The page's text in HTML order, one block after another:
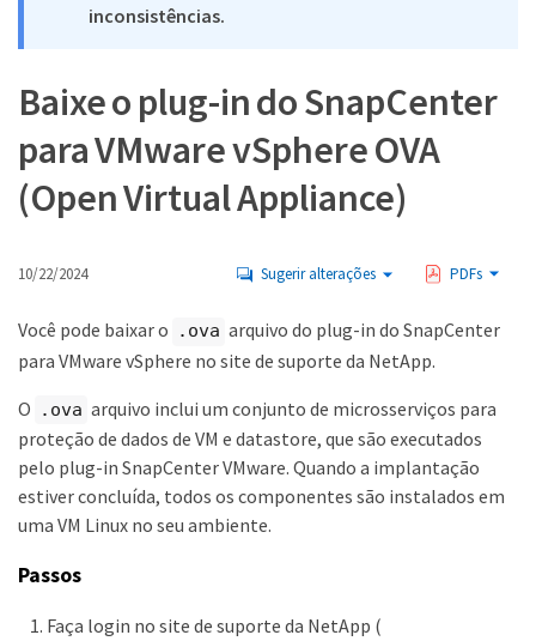
inconsistências.
Baixe o plug-in do SnapCenter
para VMware vSphere OVA
(Open Virtual Appliance)
10/22/2024 Sugerir alterações PDFs
Você pode baixar o .ova arquivo do plug-in do SnapCenter
para VMware vSphere no site de suporte da NetApp.
O
.ova arquivo inclui um conjunto de microsserviços para
proteção de dados de VM e datastore, que são executados
pelo plug-in SnapCenter VMware. Quando a implantação
estiver concluída, todos os componentes são instalados em
uma VM Linux no seu ambiente.
Passos
Faça login no site de suporte da NetApp (